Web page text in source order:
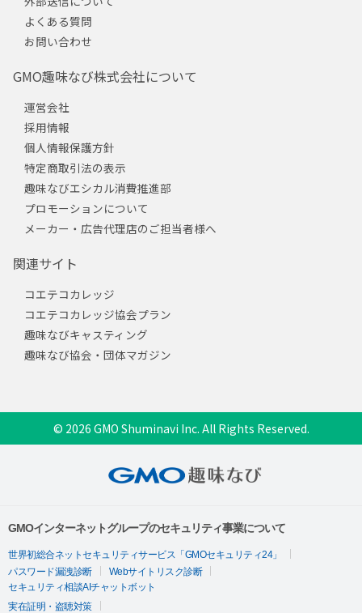
よくある質問
お問い合わせ
GMO趣味なび株式会社について
運営会社
採用情報
個人情報保護方針
特定商取引法の表示
趣味なびエシカル消費推進部
プロモーションについて
メーカー・広告代理店のご担当者様へ
関連サイト
コエテコカレッジ
コエテコカレッジ協会プラン
趣味なびキャスティング
趣味なび協会・団体マガジン
© 2026 GMO Shuminavi Inc. All Rights Reserved.